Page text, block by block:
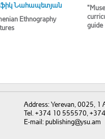
Նահապետյան
Ethnography
guide
Address: Yerevan, 0025, 1
Tel. +374 10 555570,
E-mail: publishing@ysu.am